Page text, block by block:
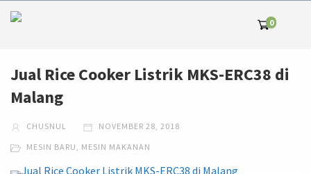
0
Jual Rice Cooker Listrik MKS-ERC38 di
Malang
CHUSNUL NOVEMBER 28, 2018
MESIN BARU, MESIN MAKANAN